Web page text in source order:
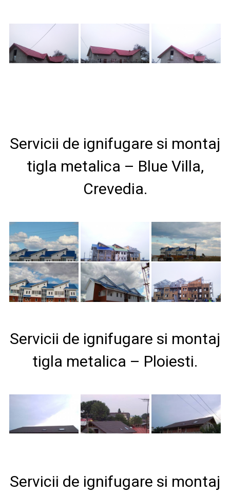
Servicii de ignifugare si montaj
tigla metalica – Blue Villa,
Crevedia.
Servicii de ignifugare si montaj
tigla metalica – Ploiesti.
Servicii de ignifugare si montaj